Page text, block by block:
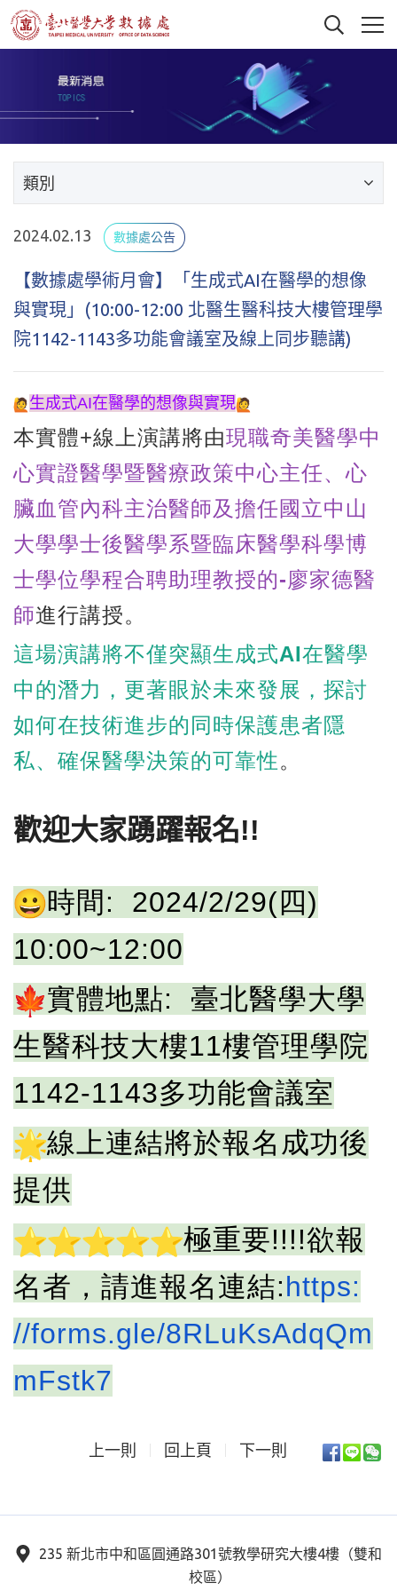
類別
2024.02.13 數據處公告
【數據處學術月會】「生成式AI在醫學的想像
與實現」(10:00-12:00 北醫生醫科技大樓管理學
院1142-1143多功能會議室及線上同步聽講)
生成式AI在醫學的想像與實現
本實體+線上演講將由現職奇美醫學中
心實證醫學暨醫療政策中心主任、心
臟血管內科主治醫師及擔任國立中山
大學學士後醫學系暨臨床醫學科學博
士學位學程合聘助理教授的-廖家德醫
師進行講授。
這場演講將不僅突顯生成式AI在醫學
中的潛力， 更著眼於未來發展，探討
如何在技術進步的同時保護患者隱
私、 確保醫學決策的可靠性。
歡迎大家踴躍報名!!
時間: 2024/2/29(四)
10:00~12:00
實體地點: 臺北醫學大學
生醫科技大樓11樓管理學院
1142-1143多功能會議室
線上連結將於報名成功後
提供
極重要!!!!欲報
名者，請進報名連結:https:
//forms.gle/8RLuKsAdqQm
mFstk7
上一則 回上頁 下一則
235 新北市中和區圓通路301號教學研究大樓4樓（雙和
校區）